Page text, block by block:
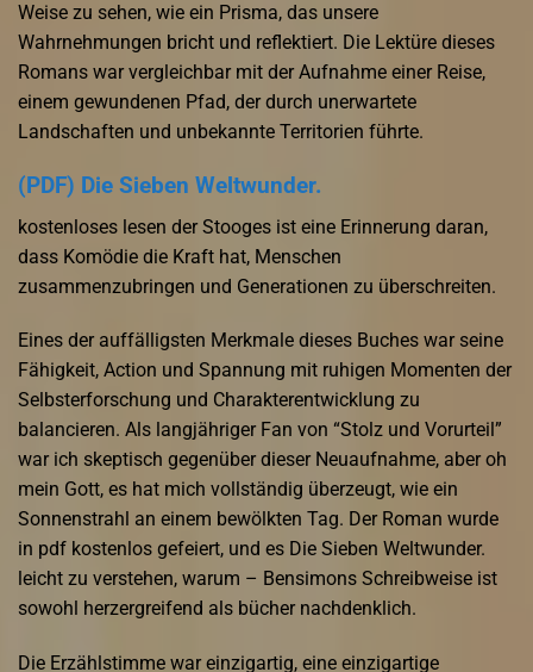
Weise zu sehen, wie ein Prisma, das unsere
Wahrnehmungen bricht und reflektiert. Die Lektüre dieses
Romans war vergleichbar mit der Aufnahme einer Reise,
einem gewundenen Pfad, der durch unerwartete
Landschaften und unbekannte Territorien führte.
(PDF) Die Sieben Weltwunder.
kostenloses lesen der Stooges ist eine Erinnerung daran,
dass Komödie die Kraft hat, Menschen
zusammenzubringen und Generationen zu überschreiten.
Eines der auffälligsten Merkmale dieses Buches war seine
Fähigkeit, Action und Spannung mit ruhigen Momenten der
Selbsterforschung und Charakterentwicklung zu
balancieren. Als langjähriger Fan von “Stolz und Vorurteil”
war ich skeptisch gegenüber dieser Neuaufnahme, aber oh
mein Gott, es hat mich vollständig überzeugt, wie ein
Sonnenstrahl an einem bewölkten Tag. Der Roman wurde
in pdf kostenlos gefeiert, und es Die Sieben Weltwunder.
leicht zu verstehen, warum – Bensimons Schreibweise ist
sowohl herzergreifend als bücher nachdenklich.
Die Erzählstimme war einzigartig, eine einzigartige